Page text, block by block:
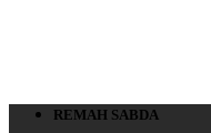
REMAH SABDA